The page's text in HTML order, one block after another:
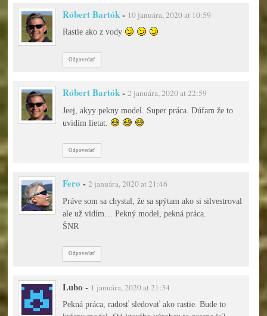
Róbert Bartók- 10 januára, 2020 at 10:59
Rastie ako z vody
Odpovedať
Róbert Bartók- 2 januára, 2020 at 22:59
Jeej, akyy pekny model. Super práca. Dúfam že to
uvidím lietat.
Odpovedať
Fero - 2 januára, 2020 at 21:46
Práve som sa chystal, že sa spýtam ako si silvestroval
ale už vidím… Pekný model, pekná práca.
ŠNR
Odpovedať
Lubo - 1 januára, 2020 at 21:34
Pekná práca, radosť sledovať ako rastie. Bude to